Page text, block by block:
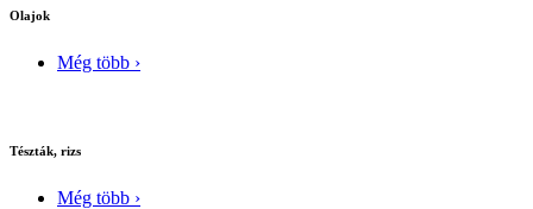
Olajok
Még több ›
Tészták, rizs
Még több ›